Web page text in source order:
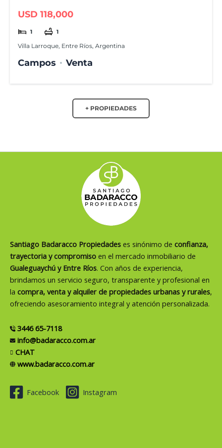
USD 118,000
1 1
Villa Larroque, Entre Ríos, Argentina
Campos Venta
+ PROPIEDADES
Santiago Badaracco Propiedades es sinónimo de confianza,
trayectoria y compromiso en el mercado inmobiliario de
Gualeguaychú y Entre Ríos. Con años de experiencia,
brindamos un servicio seguro, transparente y profesional en
la compra, venta y alquiler de propiedades urbanas y rurales,
ofreciendo asesoramiento integral y atención personalizada.
3446 65-7118
info@badaracco.com.ar
CHAT
www.badaracco.com.ar
Facebook Instagram